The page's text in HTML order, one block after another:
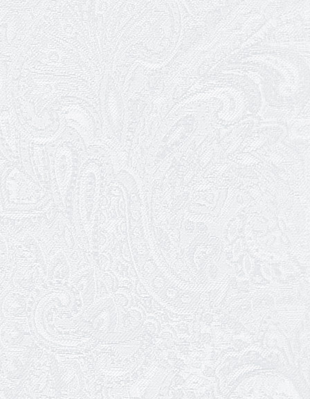
27.03.2026
З Всесвітнім днем театру!
26.03.2026
Божевільна родина — 24 та 26 квітня
25.03.2026
Нам — 79!
17.03.2026
Зелене світло твого дозвілля
11.03.2026
Результати конкурсу
10.03.2026
Ювілей Тетяни Хамітової
03.03.2026
Ювілей Сергія Богаченка
02.03.2026
Результати конкурсу
27.02.2026
Ювілей Олександра Жигуліна
19.02.2026